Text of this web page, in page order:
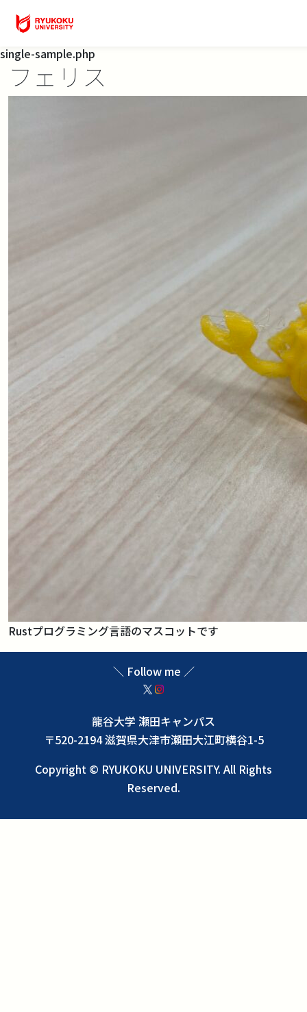
single-sample.php
フェリス
Rustプログラミング言語のマスコットです
＼ Follow me ／
龍谷大学 瀬田キャンパス
〒520-2194 滋賀県大津市瀬田大江町横谷1-5
Copyright © RYUKOKU UNIVERSITY. All Rights
Reserved.